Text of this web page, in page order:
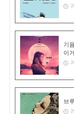
기
이
브